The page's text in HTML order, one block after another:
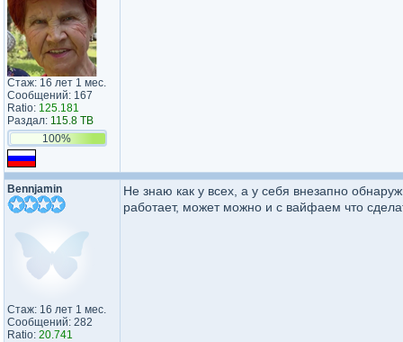
Стаж: 16 лет 1 мес.
Сообщений: 167
Ratio: 125.181
Раздал: 115.8 TB
100%
Bennjamin
Стаж: 16 лет 1 мес.
Сообщений: 282
Ratio: 20.741
Не знаю как у всех, а у себя внезапно
работает, может можно и с вайфаем что